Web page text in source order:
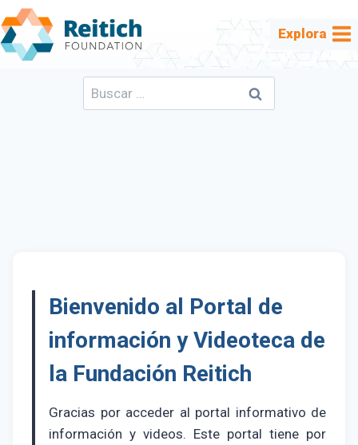
Saltar
al
contenido
Explora
Buscar:
Bienvenido al Portal de
información y Videoteca de
la Fundación Reitich
Gracias por acceder al portal informativo de
información y videos. Este portal tiene por